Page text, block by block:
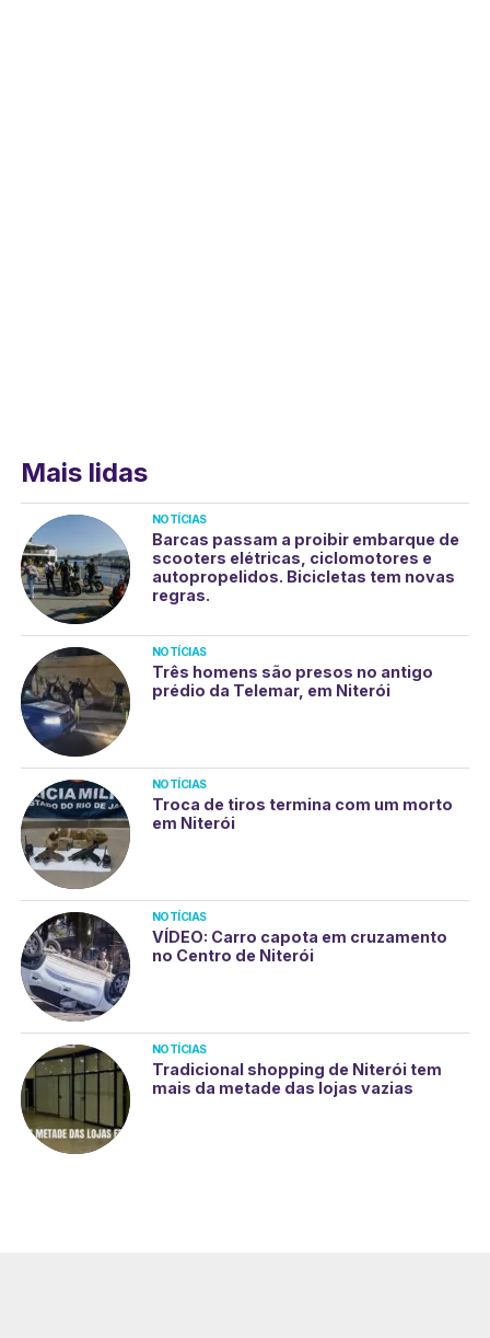
Mais lidas
NOTÍCIAS
Barcas passam a proibir embarque de
scooters elétricas, ciclomotores e
autopropelidos. Bicicletas tem novas
regras.
NOTÍCIAS
Três homens são presos no antigo
prédio da Telemar, em Niterói
NOTÍCIAS
Troca de tiros termina com um morto
em Niterói
NOTÍCIAS
VÍDEO: Carro capota em cruzamento
no Centro de Niterói
NOTÍCIAS
Tradicional shopping de Niterói tem
mais da metade das lojas vazias